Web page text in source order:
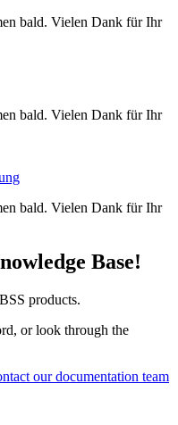
bald. Vielen Dank für Ihr
bald. Vielen Dank für Ihr
bald. Vielen Dank für Ihr
Base!
products.
or look through the
our documentation team